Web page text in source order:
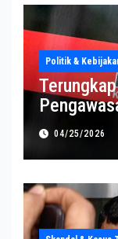
Politik &
Alasannya
04/25/2026